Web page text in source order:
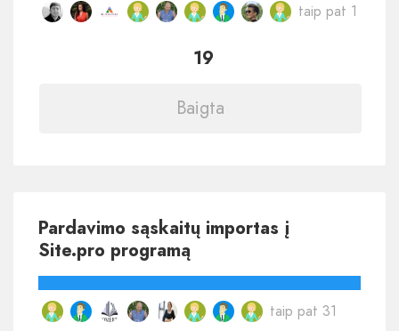
19
Baigta
taip pat 1
Pardavimo sąskaitų importas į
Site.pro programą
taip pat 31